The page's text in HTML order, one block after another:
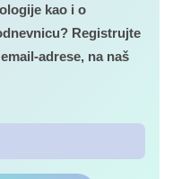
kao i o
Registrujte
adrese, na naš